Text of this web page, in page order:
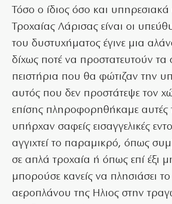
Τόσο ο ίδιος όσο και υπηρεσιακά
Τροχαίας Λάρισας είναι οι
του δυστυχήματος έγινε μια
δίχως ποτέ να προστατευτούν τα
πειστήρια που θα φώτιζαν την
αυτός που δεν προστάτεψε τον
επίσης πληροφορηθήκαμε αυτές
υπήρχαν σαφείς εισαγγελικές
αγγιχτεί το παραμικρό, όπως
σε απλά τροχαία ή όπως επί έξι
μπορούσε κανείς να πλησιάσει
αεροπλάνου της Ηλιος στην